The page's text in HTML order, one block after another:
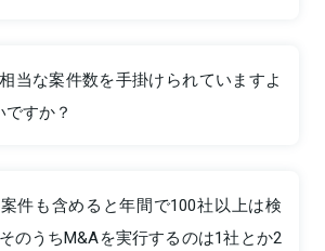
当な案件数を手掛けられていますよ
すか？
件も含めると年間で100社以上は検
のうちM&Aを実行するのは1社とか2